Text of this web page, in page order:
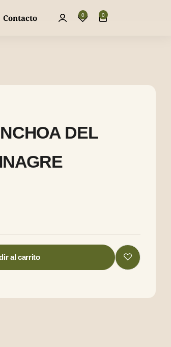
La mejor piparra dulce y fresca, directa a
Contacto 0 0
DEL
al carrito